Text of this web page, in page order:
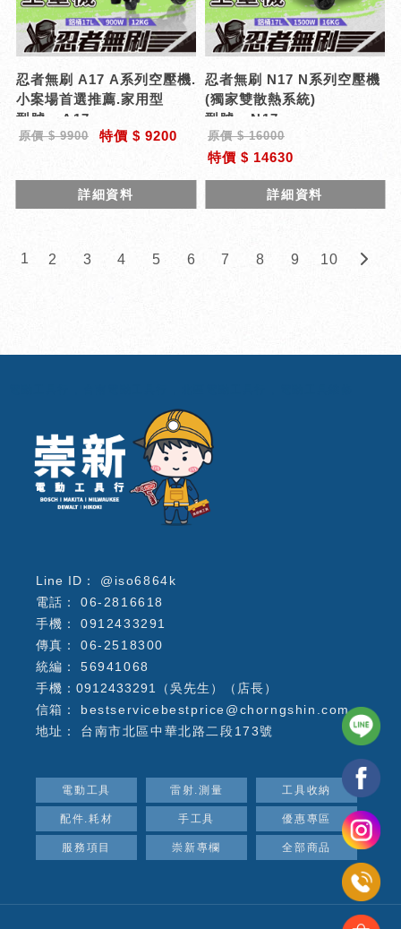
忍者無刷 A17 A系列空壓機.
小案場首選推薦.家用型
型號 : A17
原價 $ 9900 特價 $ 9200
詳細資料
忍者無刷 N17 N系列空壓機
(獨家雙散熱系統)
型號 : N17
原價 $ 16000
特價 $ 14630
詳細資料
1 2 3 4 5 6 7 8 9 10
@iso6864k
06-2816618
0912433291
06-2518300
56941068
手機：0912433291（吳先生）（店長）
bestservicebestprice@chorngshin.com
台南市北區中華北路二段173號
電動工具 雷射.測量 工具收納
配件.耗材 手工具 優惠專區
服務項目 崇新專欄 全部商品